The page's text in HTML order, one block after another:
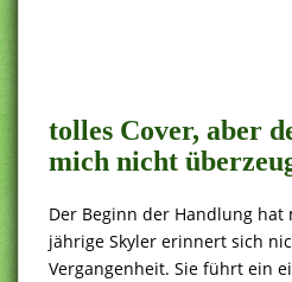
tolles Cover, aber
mich nicht
Der Beginn der Handlung hat
jährige Skyler erinnert sich
Vergangenheit. Sie führt ein